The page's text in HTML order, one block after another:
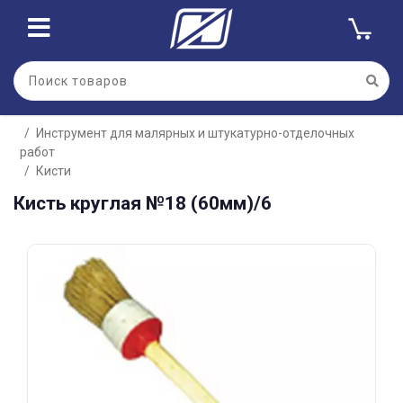
Инструмент для малярных и штукатурно-отделочных
работ
Кисти
Кисть круглая №18 (60мм)/6
Для клиентов всех банков
Разбейте
оплату
без переплат
График платежей